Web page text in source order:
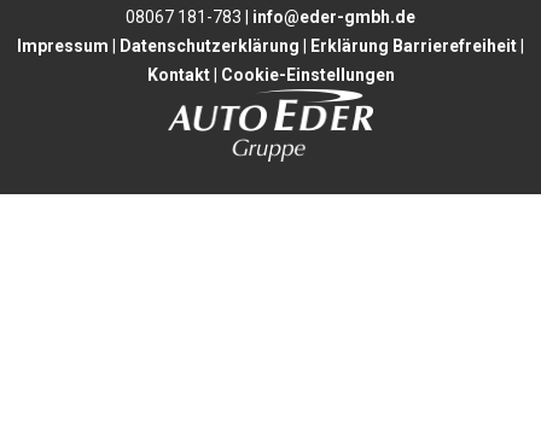
08067 181-783 | info@eder-gmbh.de
Impressum
Datenschutzerklärung Erklärung Barrierefreiheit
Kontakt| Cookie-Einstellungen